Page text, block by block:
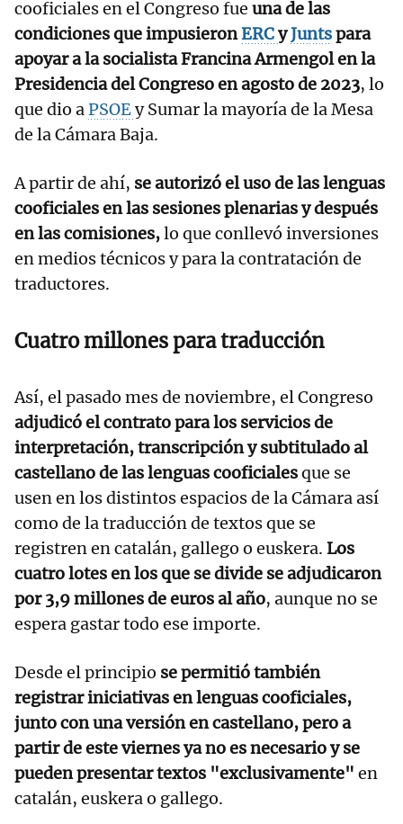
cooficiales en el Congreso fue una de las
condiciones que impusieronERCyJuntspara
apoyar a la socialista Francina Armengol en la
Presidencia del Congreso en agosto de 2023, lo
que dio aPSOEy Sumar la mayoría de la Mesa
de la Cámara Baja.
A partir de ahí, se autorizó el uso de las lenguas
cooficiales en las sesiones plenarias y después
en las comisiones,lo que conllevó inversiones
en medios técnicos y para la contratación de
traductores.
Cuatro millones para traducción
Así, el pasado mes de noviembre, el Congreso
adjudicó el contrato para los servicios de
interpretación, transcripción y subtitulado al
castellano de las lenguas cooficialesque se
usen en los distintos espacios de la Cámara así
como de la traducción de textos que se
registren en catalán, gallego o euskera. Los
cuatro lotes en los que se divide se adjudicaron
por 3,9 millones de euros al año, aunque no se
espera gastar todo ese importe.
Desde el principio se permitió también
registrar iniciativas en lenguas cooficiales,
junto con una versión en castellano, pero a
partir de este viernes ya no es necesario y se
pueden presentar textos "exclusivamente" en
catalán, euskera o gallego.